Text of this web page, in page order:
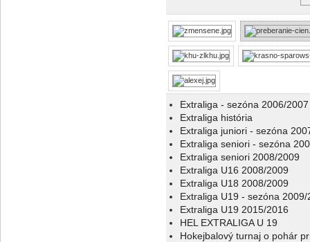
Extraliga - sezóna 2006/2007
Extraliga história
Extraliga juniori - sezóna
Extraliga seniori - sezóna
Extraliga seniori 2008/2009
Extraliga U16 2008/2009
Extraliga U18 2008/2009
Extraliga U19 - sezóna 2009/
Extraliga U19 2015/2016
HEL EXTRALIGA U 19
Hokejbalový turnaj o pohár